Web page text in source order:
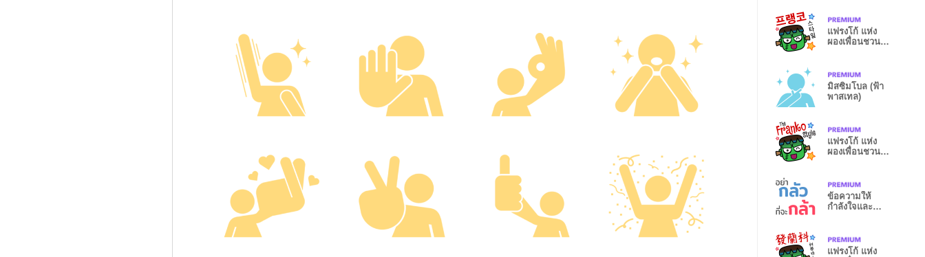
แฟรงโก้ แห่ง
ผองเพื่อนชวน
มิสซิมโบล (ฟ้า
พาสเทล)
แฟรงโก้ แห่ง
ผองเพื่อนชวน
ข้อความให้
กำลังใจและ
แฟรงโก้ แห่ง